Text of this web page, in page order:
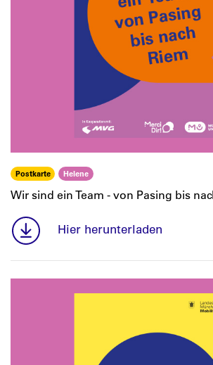
Postkarte Helene
Wir sind ein Team - von Pasing bis
Hier herunterladen